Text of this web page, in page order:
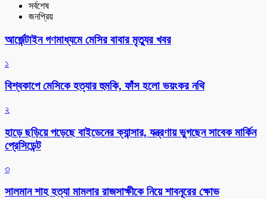
সর্বশেষ
জনপ্রিয়
আর্জেন্টাইন গণমাধ্যমে মেসির বাবার মৃত্যুর খবর
১
বিশ্বকাপে মেসিকে হত্যার হুমকি, ফাঁস হলো ভয়ংকর নথি
২
হাড়ে ছড়িয়ে পড়েছে বাইডেনের ক্যান্সার, যন্ত্রণায় ভুগছেন সাবেক মার্কিন
প্রেসিডেন্ট
৩
সালমান শাহ হত্যা মামলার রাজসাক্ষীকে নিয়ে শাবনূরের ক্ষোভ